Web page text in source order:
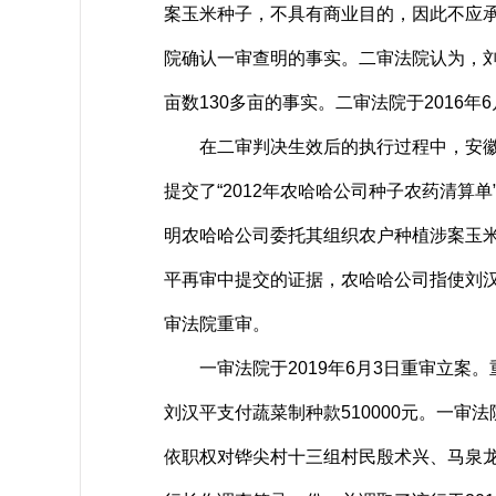
案玉米种子，不具有商业目的，因此不应
院确认一审查明的事实。二审法院认为，
亩数130多亩的事实。二审法院于2016年
在二审判决生效后的执行过程中，安徽
提交了“2012年农哈哈公司种子农药清算
明农哈哈公司委托其组织农户种植涉案玉
平再审中提交的证据，农哈哈公司指使刘
审法院重审。
一审法院于2019年6月3日重审立案。
刘汉平支付蔬菜制种款510000元。一审
依职权对铧尖村十三组村民殷术兴、马泉